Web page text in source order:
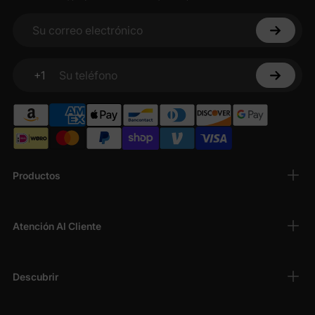
Productos
Atención Al Cliente
Descubrir
Su correo electrónico
+1
Su teléfono